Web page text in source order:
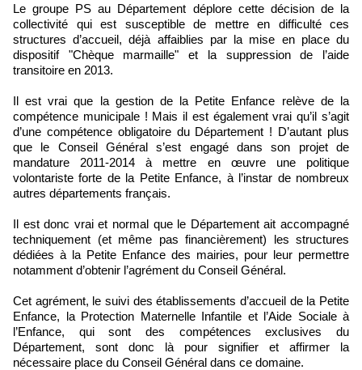
Le groupe PS au Département déplore cette décision de la
collectivité qui est susceptible de mettre en difficulté ces
structures d’accueil, déjà affaiblies par la mise en place du
dispositif "Chèque marmaille" et la suppression de l’aide
transitoire en 2013.
Il est vrai que la gestion de la Petite Enfance relève de la
compétence municipale ! Mais il est également vrai qu’il s’agit
d’une compétence obligatoire du Département ! D’autant plus
que le Conseil Général s’est engagé dans son projet de
mandature 2011-2014 à mettre en œuvre une politique
volontariste forte de la Petite Enfance, à l’instar de nombreux
autres départements français.
Il est donc vrai et normal que le Département ait accompagné
techniquement (et même pas financièrement) les structures
dédiées à la Petite Enfance des mairies, pour leur permettre
notamment d’obtenir l’agrément du Conseil Général.
Cet agrément, le suivi des établissements d’accueil de la Petite
Enfance, la Protection Maternelle Infantile et l’Aide Sociale à
l’Enfance, qui sont des compétences exclusives du
Département, sont donc là pour signifier et affirmer la
nécessaire place du Conseil Général dans ce domaine.